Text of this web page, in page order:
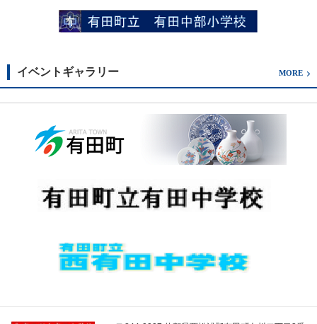
イベントギャラリー MORE